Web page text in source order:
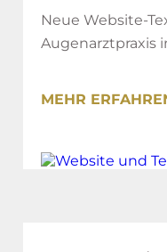
Neue Website-
Augenarztpraxis
MEHR